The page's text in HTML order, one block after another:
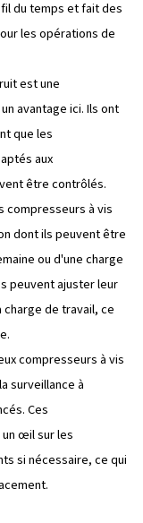
compresseurs à
à être moins
65 à 70 %, ce
et des coûts
courants
à pistons peuvent
ce qui
est